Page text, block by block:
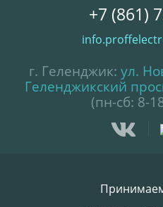
+7 (861)
г. Геленджик: ул.
Геленджикский
(пн-сб: 8-